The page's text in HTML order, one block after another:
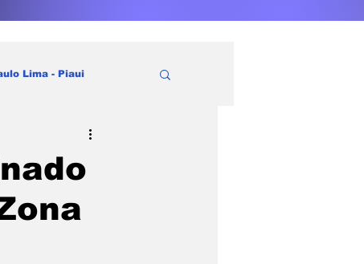
Lima - Piaui